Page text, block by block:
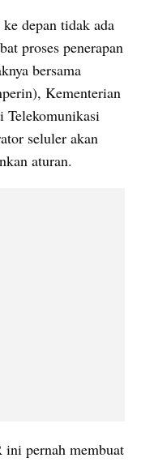
depan tidak ada
proses penerapan
bersama
Kementerian
Telekomunikasi
seluler akan
aturan.
ini pernah membuat